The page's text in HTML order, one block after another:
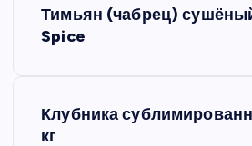
Тимьян (чабрец)
Spice
Клубника
кг